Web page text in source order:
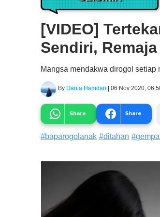
[VIDEO]
Sendiri,
Mangsa mendakwa dirogol setiap
By Dania Hamdan | 06 Nov 2020,
Share Share
#baparogolanak #ditahan #